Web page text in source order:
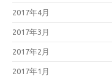
2017年4月
2017年3月
2017年2月
2017年1月